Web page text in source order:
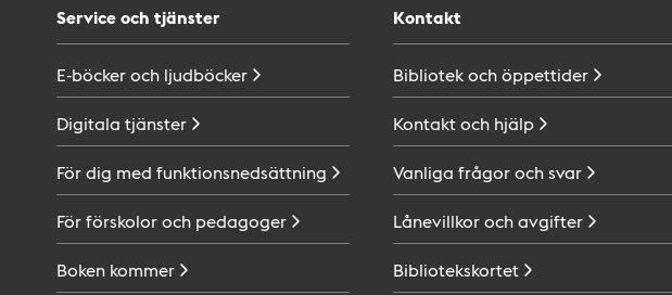
Service och tjänster
E-böcker och ljudböcker
Digitala tjänster
För dig med funktionsnedsättning
För förskolor och pedagoger
Boken kommer
Kontakt
Bibliotek ochöppettider
Kontakt och hjälp
Vanliga frågor ochsvar
Lånevillkor ochavgifter
Bibliotekskortet